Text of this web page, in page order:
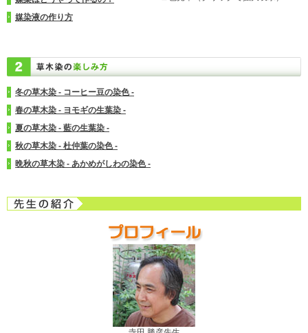
媒染液の作り方
冬の草木染 - コーヒー豆の染色 -
春の草木染 - ヨモギの生葉染 -
夏の草木染 - 藍の生葉染 -
秋の草木染 - 杜仲葉の染色 -
晩秋の草木染 - あかめがしわの染色 -